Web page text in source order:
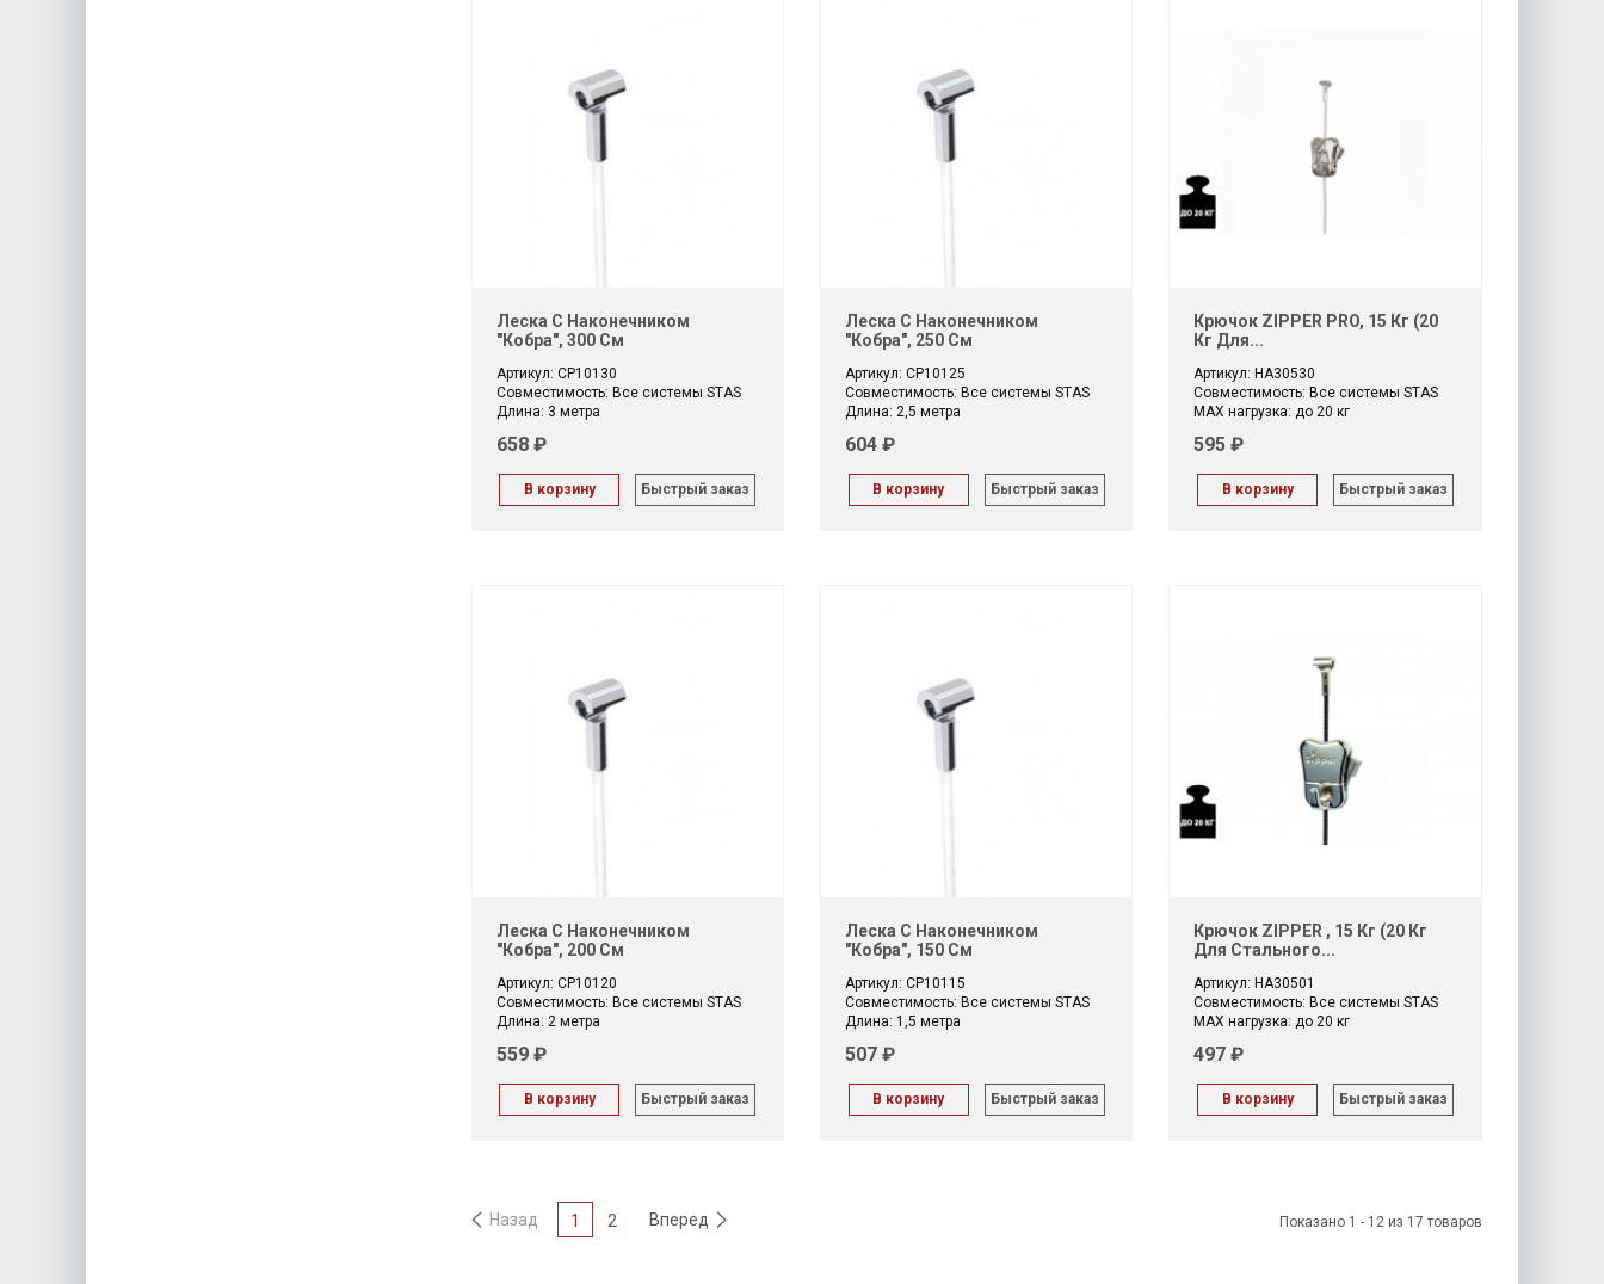
Леска С Наконечником
"кобра", 300 См
Артикул: CP10130
Совместимость: Все системы STAS
Длина: 3 метра
658 ₽
В корзину Быстрый заказ
Леска С Наконечником
"кобра", 250 См
Артикул: CP10125
Совместимость: Все системы STAS
Длина: 2,5 метра
604 ₽
В корзину Быстрый заказ
Крючок ZIPPER PRO, 15 Кг (20
Кг Для...
Артикул: HA30530
Совместимость: Все системы STAS
МАХ нагрузка: до 20 кг
595 ₽
В корзину Быстрый заказ
Леска С Наконечником
"кобра", 200 См
Артикул: CP10120
Совместимость: Все системы STAS
Длина: 2 метра
559 ₽
В корзину Быстрый заказ
Леска С Наконечником
"кобра", 150 См
Артикул: CP10115
Совместимость: Все системы STAS
Длина: 1,5 метра
507 ₽
В корзину Быстрый заказ
Крючок ZIPPER , 15 Кг (20 Кг
Для Стального...
Артикул: HA30501
Совместимость: Все системы STAS
МАХ нагрузка: до 20 кг
497 ₽
В корзину Быстрый заказ
Назад 1 2 Вперед Показано 1 - 12 из 17 товаров